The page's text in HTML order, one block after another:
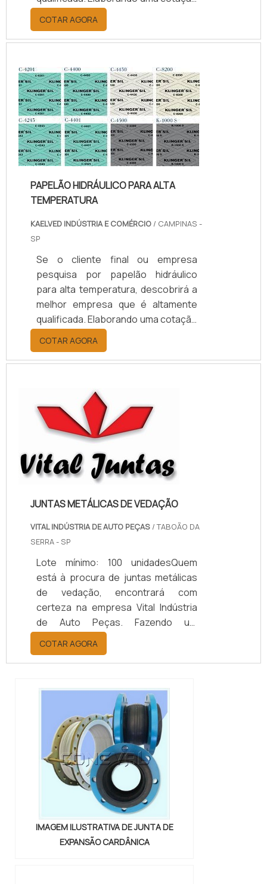
por meio da plataforma e
descobrindo a melhor referência do
mercado.Sim, aqui é o lugar certo!
temperatura, com os colaboradores
da kaelved obterá excelente custo-
benefício com assessoria técnica
especializada.UM POUCO MAIS
SOBRE JUNTAS DE TEFLON
TEMPERA...
COTAR AGORA
PAPELÃO HIDRÁULICO PARA ALTA
TEMPERATURA
KAELVED INDÚSTRIA E COMÉRCIO / CAMPINAS -
SP
Se o cliente final ou empresa
pesquisa por papelão hidráulico
para alta temperatura, descobrirá a
melhor empresa que é altamente
qualificada. Elaborando uma cotação
por meio da plataforma e
descobrindo a melhor referência do
mercado.MAIS INFORMAÇÕES
HIDRÁULICO PARA ALTA
TEMPERATURASe alguém pesquisar
papelão hidráulico para alta
temperatura encontra na internet a
kaelved. Uma empresa com alto
know-how em laudos ...
COTAR AGORA
JUNTAS METÁLICAS DE VEDAÇÃO
VITAL INDÚSTRIA DE AUTO PEÇAS / TABOÃO DA
SERRA - SP
Lote mínimo: 100 unidadesQuem
está à procura de juntas metálicas
de vedação, encontrará com
certeza na empresa Vital Indústria
de Auto Peças. Fazendo um
orçamento por meio da maior
empresa da área, é possível achar a
sofisticação, qualidade e preço
questão é juntas metálicas de
vedação, com a melhor mão de obra
da Vital Indústria de Auto Peças, o
cliente receberá ótima qualidade
com responsabilidade ambient...
COTAR AGORA
IMAGEM ILUSTRATIVA DE JUNTA DE
EXPANSÃO CARDÂNICA